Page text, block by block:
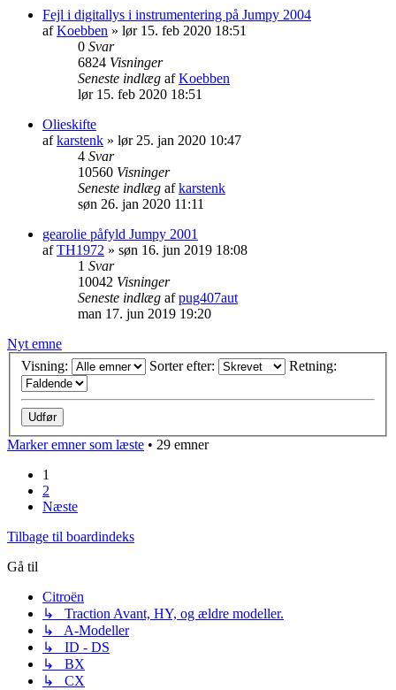
Fejl i digitallys i instrumentering på Jumpy 2004
afKoebben » lør 15. feb 2020 18:51
0 Svar
6824 Visninger
Seneste indlæg afKoebben
lør 15. feb 2020 18:51
Olieskifte
afkarstenk » lør 25. jan 2020 10:47
4 Svar
10560 Visninger
Seneste indlæg afkarstenk
søn 26. jan 2020 11:11
gearolie påfyld Jumpy 2001
afTH1972 » søn 16. jun 2019 18:08
1 Svar
10042 Visninger
Seneste indlæg afpug407aut
man 17. jun 2019 19:20
Nyt emne
Visning:
Sorter efter: Retning:
Marker emner som læste • 29 emner
1
2
Næste
Tilbage til boardindeks
Gå til
Citroën
↳ Traction Avant, HY, og ældre modeller.
↳ A-Modeller
↳ ID - DS
↳ BX
↳ CX